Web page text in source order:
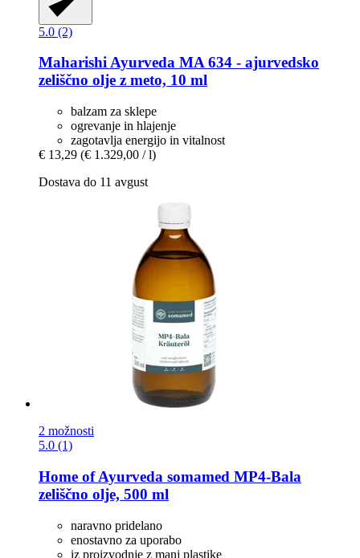
5.0 (2)
Maharishi Ayurveda MA 634 -​ ajurvedsko
zeliščno olje z meto, 10 ml
balzam za sklepe
ogrevanje in hlajenje
zagotavlja energijo in vitalnost
€ 13,29 (€ 1.329,00 / l)
Dostava do 11 avgust
2 možnosti
5.0 (1)
Home of Ayurveda somamed MP4-​Bala
zeliščno olje, 500 ml
naravno pridelano
enostavno za uporabo
iz proizvodnje z manj plastike